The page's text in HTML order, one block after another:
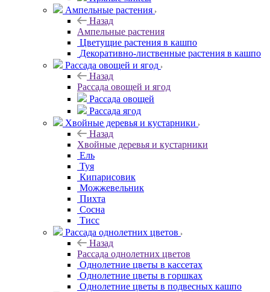
Ампельные растения
Назад
Ампельные растения
Цветущие растения в кашпо
Декоративно-лиственные растения в кашпо
Рассада овощей и ягод
Назад
Рассада овощей и ягод
Рассада овощей
Рассада ягод
Хвойные деревья и кустарники
Назад
Хвойные деревья и кустарники
Ель
Туя
Кипарисовик
Можжевельник
Пихта
Сосна
Тисc
Рассада однолетних цветов
Назад
Рассада однолетних цветов
Однолетние цветы в кассетах
Однолетние цветы в горшках
Однолетние цветы в подвесных кашпо